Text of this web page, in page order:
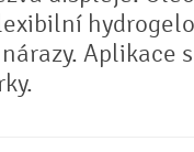
Aplikace